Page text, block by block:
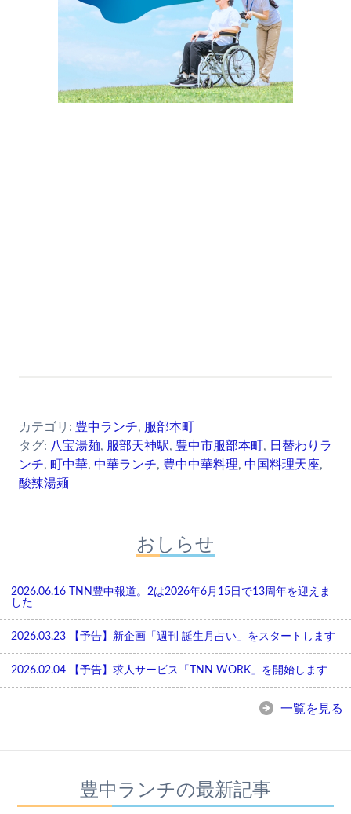
カテゴリ: 豊中ランチ, 服部本町
タグ: 八宝湯麺, 服部天神駅, 豊中市服部本町 , 日替わりラ
ンチ, 町中華, 中華ランチ, 豊中中華料理, 中国料理天座,
酸辣湯麺
おしらせ
2026.06.16
TNN豊中報道。2は2026年6月15日で13周年を迎えま
した
2026.03.23 【予告】新企画「週刊 誕生月占い」をスタートします
2026.02.04 【予告】求人サービス「TNN WORK」を開始します
一覧を見る
豊中ランチの最新記事